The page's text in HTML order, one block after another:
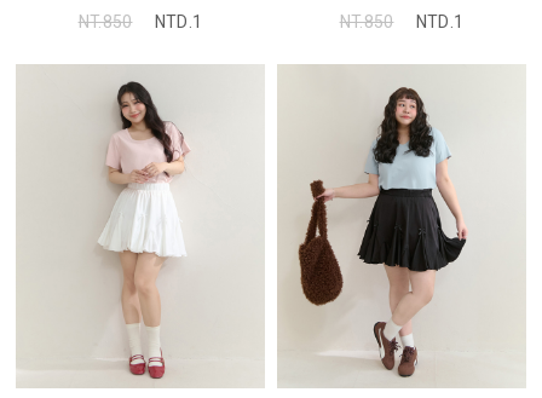
NT.850
NTD.1
NT.850
NTD.1